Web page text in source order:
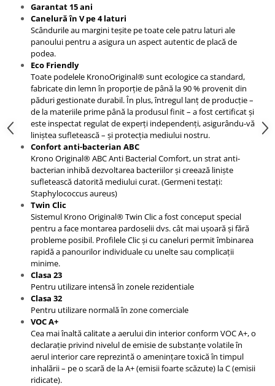
Garantat 15 ani
Canelură în V pe 4 laturi
Scândurile au margini teșite pe toate cele patru laturi ale
panoului pentru a asigura un aspect autentic de placă de
podea.
Eco Friendly
Toate podelele KronoOriginal® sunt ecologice ca standard,
fabricate din lemn în proporție de până la 90 % provenit din
păduri gestionate durabil. În plus, întregul lanț de producție –
de la materiile prime până la produsul finit – a fost certificat și
este inspectat regulat de experți independenți, asigurându-vă
liniștea sufletească – și protecția mediului nostru.
Confort anti-bacterian ABC
Krono Original® ABC Anti Bacterial Comfort, un strat anti-
bacterian inhibă dezvoltarea bacteriilor și creează liniște
sufletească datorită mediului curat. (Germeni testați:
Staphylococcus aureus)
Twin Clic
Sistemul Krono Original® Twin Clic a fost conceput special
pentru a face montarea pardoselii dvs. cât mai ușoară și fără
probleme posibil. Profilele Clic și cu caneluri permit îmbinarea
rapidă a panourilor individuale cu unelte sau complicații
minime.
Clasa 23
Pentru utilizare intensă în zonele rezidentiale
Clasa 32
Pentru utilizare normală în zone comerciale
VOC A+
Cea mai înaltă calitate a aerului din interior conform VOC A+, o
declarație privind nivelul de emisie de substanțe volatile în
aerul interior care reprezintă o amenințare toxică în timpul
inhalării – pe o scară de la A+ (emisii foarte scăzute) la C (emisii
ridicate).